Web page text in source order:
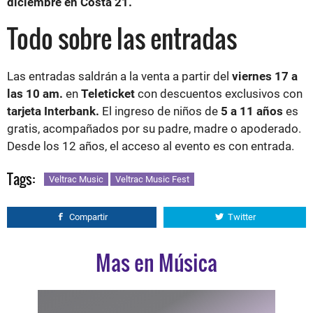
Todo sobre las entradas
Las entradas saldrán a la venta a partir del viernes 17 a
las 10 am. en Teleticket con descuentos exclusivos con
tarjeta Interbank. El ingreso de niños de 5 a 11 años es
gratis, acompañados por su padre, madre o apoderado.
Desde los 12 años, el acceso al evento es con entrada.
Tags: Veltrac Music Veltrac Music Fest
Compartir Twitter
Mas en Música